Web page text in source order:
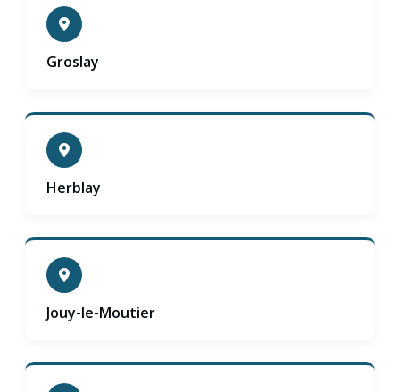
Groslay
Herblay
Jouy-le-Moutier